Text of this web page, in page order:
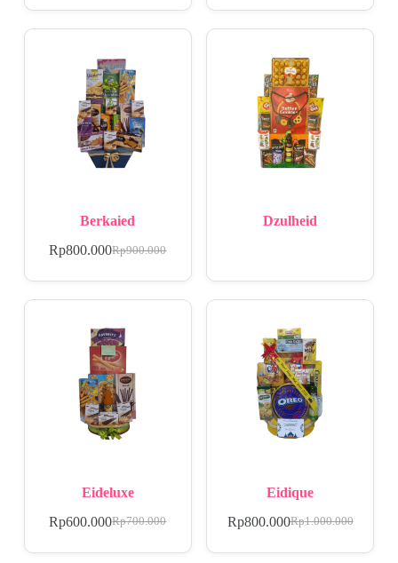
Berkaied
Rp900.000
Rp800.000
Dzulheid
Eideluxe
Rp700.000
Rp600.000
Eidique
Rp1.000.000
Rp800.000